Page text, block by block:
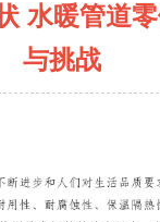
水暖管道
与挑战